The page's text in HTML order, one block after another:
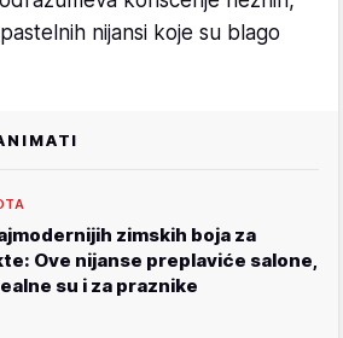
nijansi koje su blago
zimskih boja za
Ove nijanse preplaviće salone,
su i za praznike